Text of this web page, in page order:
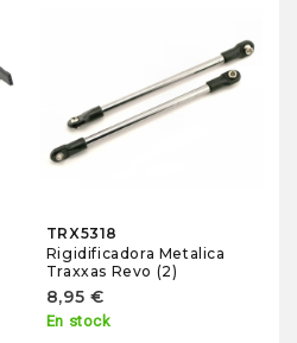
TRX5318
Rigidificadora Metalica
Traxxas Revo (2)
8,95 €
En stock